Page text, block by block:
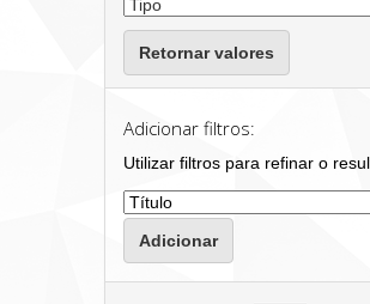
Retornar valores
Adicionar filtros:
Utilizar filtros para refinar o